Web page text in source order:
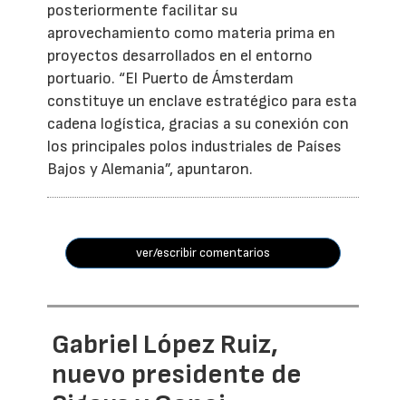
posteriormente facilitar su
aprovechamiento como materia prima en
proyectos desarrollados en el entorno
portuario. “El Puerto de Ámsterdam
constituye un enclave estratégico para esta
cadena logística, gracias a su conexión con
los principales polos industriales de Países
Bajos y Alemania”, apuntaron.
ver/escribir comentarios
Gabriel López Ruiz,
nuevo presidente de